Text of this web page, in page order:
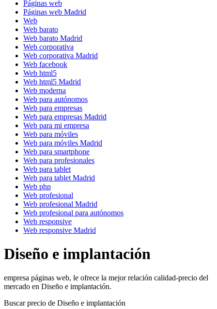
Páginas web
Páginas web Madrid
Web
Web barato
Web barato Madrid
Web corporativa
Web corporativa Madrid
Web facebook
Web html5
Web html5 Madrid
Web moderna
Web para autónomos
Web para empresas
Web para empresas Madrid
Web para mi empresa
Web para móviles
Web para móviles Madrid
Web para smartphone
Web para profesionales
Web para tablet
Web para tablet Madrid
Web php
Web profesional
Web profesional Madrid
Web profesional para autónomos
Web responsive
Web responsive Madrid
Diseño e implantación
empresa páginas web, le ofrece la mejor relación calidad-precio del
mercado en Diseño e implantación.
Buscar precio de Diseño e implantación